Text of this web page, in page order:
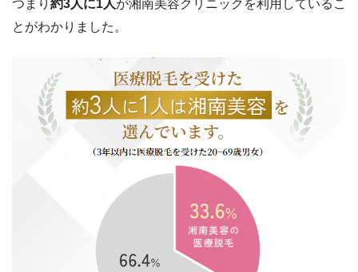
つまり 約3人に1人が湘南美容クリニックを利用しているこ
とがわかりました。